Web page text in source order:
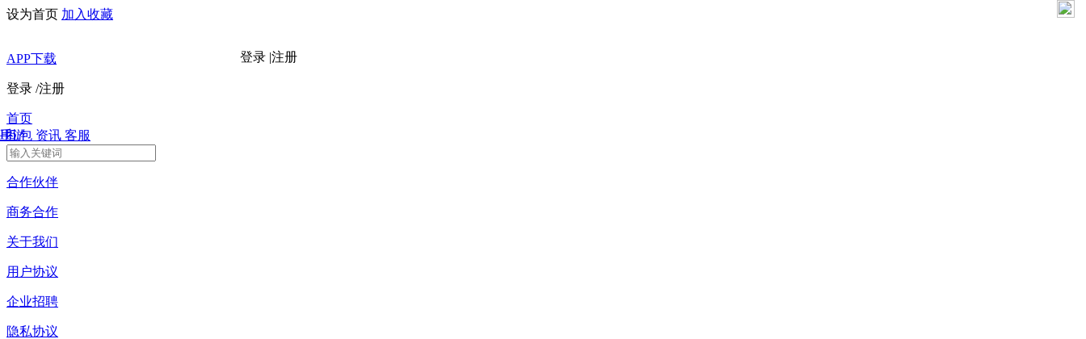
设为首页 加入收藏
登录 |注册
APP下载
登录 /注册
首页
手游
H5礼包 资讯 客服
合作伙伴
商务合作
关于我们
用户协议
企业招聘
隐私协议